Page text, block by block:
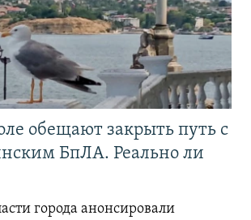
обещают закрыть путь с
БпЛА. Реально ли
города анонсировали